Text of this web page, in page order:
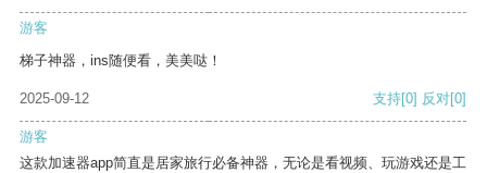
游客
梯子神器，ins随便看，美美哒！
2025-09-12 支持[0] 反对[0]
游客
这款加速器app简直是居家旅行必备神器，无论是看视频、玩游戏还是工